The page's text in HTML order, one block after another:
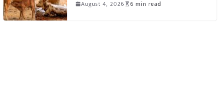
August 4, 2026 6 min read